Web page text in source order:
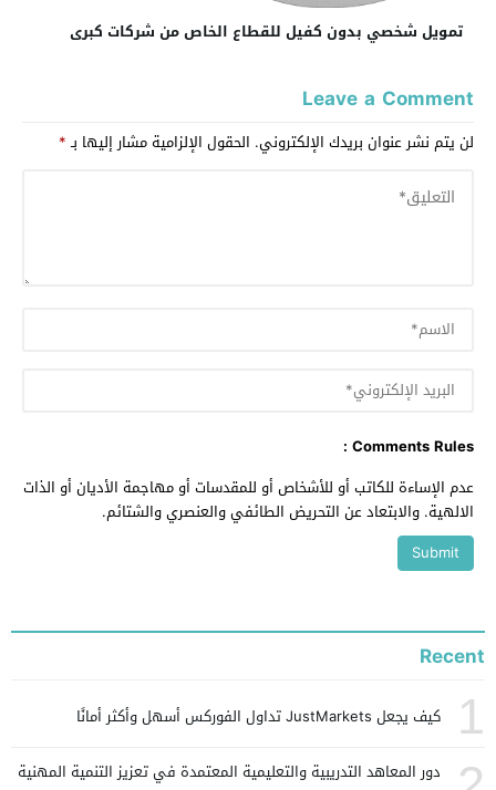
تمويل شخصي بدون كفيل للقطاع الخاص من شركات كبرى
Leave a Comment
لن يتم نشر عنوان بريدك الإلكتروني. الحقول الإلزامية مشار إليها بـ*
Comments Rules :
عدم الإساءة للكاتب أو للأشخاص أو للمقدسات أو مهاجمة الأديان أو الذات
الالهية. والابتعاد عن التحريض الطائفي والعنصري والشتائم.
Recent
1 كيف يجعل JustMarkets تداول الفوركس أسهل وأكثر أمانًا
دور المعاهد التدريبية والتعليمية المعتمدة في تعزيز التنمية المهنية